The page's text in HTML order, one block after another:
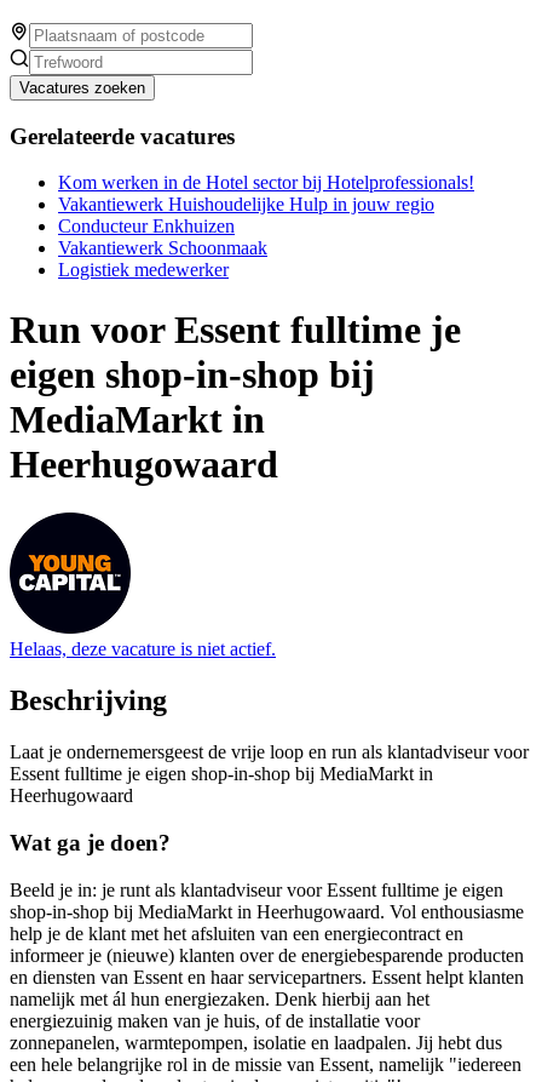
Vacatures zoeken
Gerelateerde vacatures
Kom werken in de Hotel sector bij Hotelprofessionals!
Vakantiewerk Huishoudelijke Hulp in jouw regio
Conducteur Enkhuizen
Vakantiewerk Schoonmaak
Logistiek medewerker
Run voor Essent fulltime je
eigen shop-in-shop bij
MediaMarkt in
Heerhugowaard
Helaas, deze vacature is niet actief.
Beschrijving
Laat je ondernemersgeest de vrije loop en run als klantadviseur voor
Essent fulltime je eigen shop-in-shop bij MediaMarkt in
Heerhugowaard
Wat ga je doen?
Beeld je in: je runt als klantadviseur voor Essent fulltime je eigen
shop-in-shop bij MediaMarkt in Heerhugowaard. Vol enthousiasme
help je de klant met het afsluiten van een energiecontract en
informeer je (nieuwe) klanten over de energiebesparende producten
en diensten van Essent en haar servicepartners. Essent helpt klanten
namelijk met ál hun energiezaken. Denk hierbij aan het
energiezuinig maken van je huis, of de installatie voor
zonnepanelen, warmtepompen, isolatie en laadpalen. Jij hebt dus
een hele belangrijke rol in de missie van Essent, namelijk "iedereen